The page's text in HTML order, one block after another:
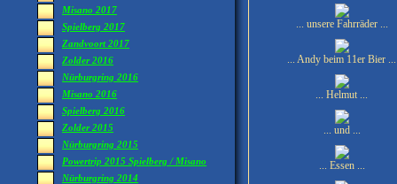
Misano 2017
Spielberg 2017
Zandvoort 2017
Zolder 2016
Nürburgring 2016
Misano 2016
Spielberg 2016
Zolder 2015
Nürburgring 2015
Powertrip 2015 Spielberg / Misano
Nürburgring 2014
... unsere Fahrräder ...
... Andy beim 11er Bier ...
... Helmut ...
... und ...
... Essen ...